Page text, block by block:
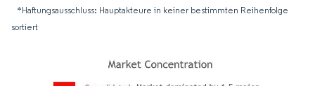
*Haftungsausschluss: Hauptakteure in keiner bestimmten Reihenfolge
sortiert